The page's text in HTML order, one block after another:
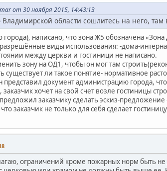
от 30 ноября 2015, 14:43:13
Владимирской области сошлитесь на него,
города), написано, что зона Ж5 обозначена
виды использования: -дома-
между церкви и гостиници не написано.
зону на ОД1, чтобы он мог там
существует ли такое понятие- нормативное
представил документ администрацию города,
хочет на свой счет возле гостиницы
заказчику сделать эскиз-
заказчик не только для себя сделает
ограничений кроме пожарных норм быть